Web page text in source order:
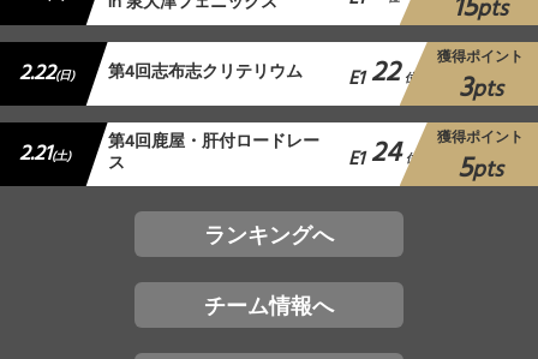
pts
2.22(日) 第4回志布志クリテリウム E1 22 位
獲得ポイント
3pts
2.21(土) 第4回鹿屋・肝付ロードレー
ス E1 24 位
獲得ポイント
5pts
ランキングへ
チーム情報へ